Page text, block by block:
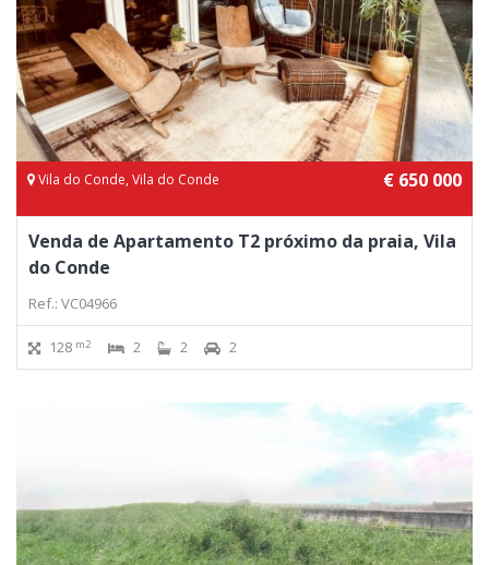
Vila do Conde, Vila do Conde € 650 000
Venda de Apartamento T2 próximo da praia, Vila
do Conde
Ref.: VC04966
128 m2 2 2 2